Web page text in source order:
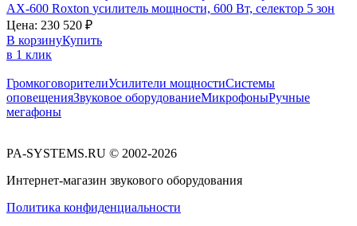
AX-600 Roxton усилитель мощности, 600 Вт, селектор 5 зон
Цена: 230 520 ₽
В корзинуКупить
в 1 клик
ГромкоговорителиУсилители мощностиСистемы
оповещенияЗвуковое оборудованиеМикрофоныРучные
мегафоны
PA-SYSTEMS.RU © 2002-2026
Интернет-магазин звукового оборудования
Политика конфиденциальности